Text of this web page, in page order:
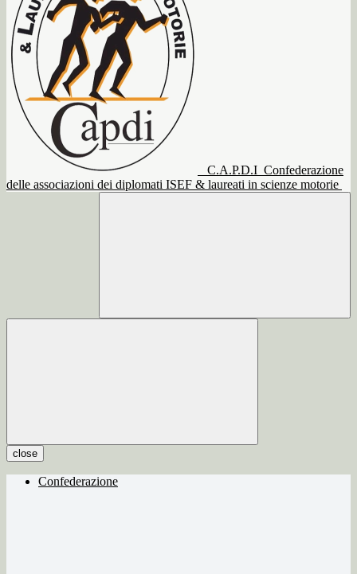
C.A.P.D.I Confederazione
delle associazioni dei diplomati ISEF & laureati in scienze motorie
close
Confederazione